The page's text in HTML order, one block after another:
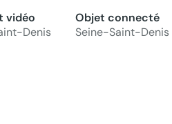
vidéo
Denis
Objet connecté
Seine-Saint-Denis